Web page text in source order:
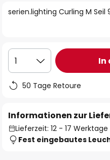
serien.lighting Curling M Seil
1 In
50 Tage Retoure
Informationen zur
Lieferzeit: 12 - 17 Werktage
Fest eingebautes